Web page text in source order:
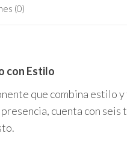
(0)
con Estilo
que combina estilo
cuenta con seis